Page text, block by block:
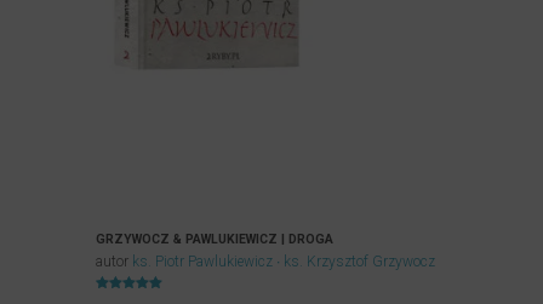
GRZYWOCZ & PAWLUKIEWICZ | DROGA
autor ks. Piotr Pawlukiewicz ks. Krzysztof Grzywocz